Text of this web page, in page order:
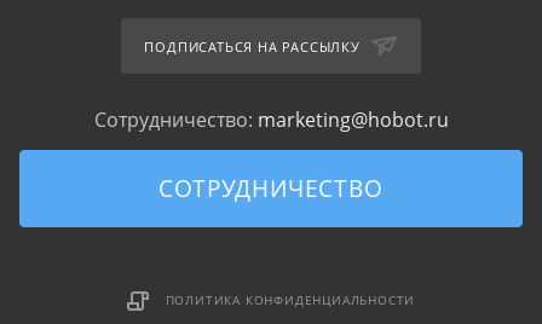
ПОДПИСАТЬСЯ НА РАССЫЛКУ
Сотрудничество: marketing@hobot.ru
СОТРУДНИЧЕСТВО
ПОЛИТИКА КОНФИДЕНЦИАЛЬНОСТИ